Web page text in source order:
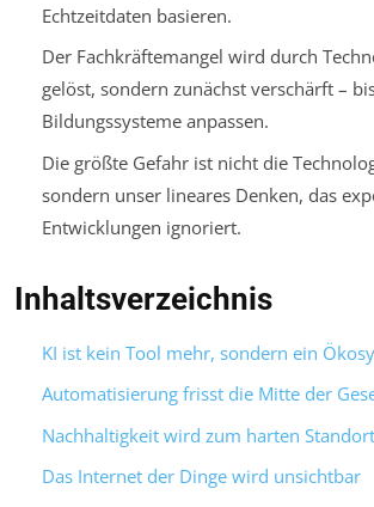
Echtzeitdaten basieren.
Der Fachkräftemangel wird durch
gelöst, sondern zunächst verschärft –
Bildungssysteme anpassen.
Die größte Gefahr ist nicht die
sondern unser lineares Denken, das
Entwicklungen ignoriert.
Inhaltsverzeichnis
KI ist kein Tool mehr, sondern ein
Automatisierung frisst die Mitte der
Nachhaltigkeit wird zum harten
Das Internet der Dinge wird unsichtbar